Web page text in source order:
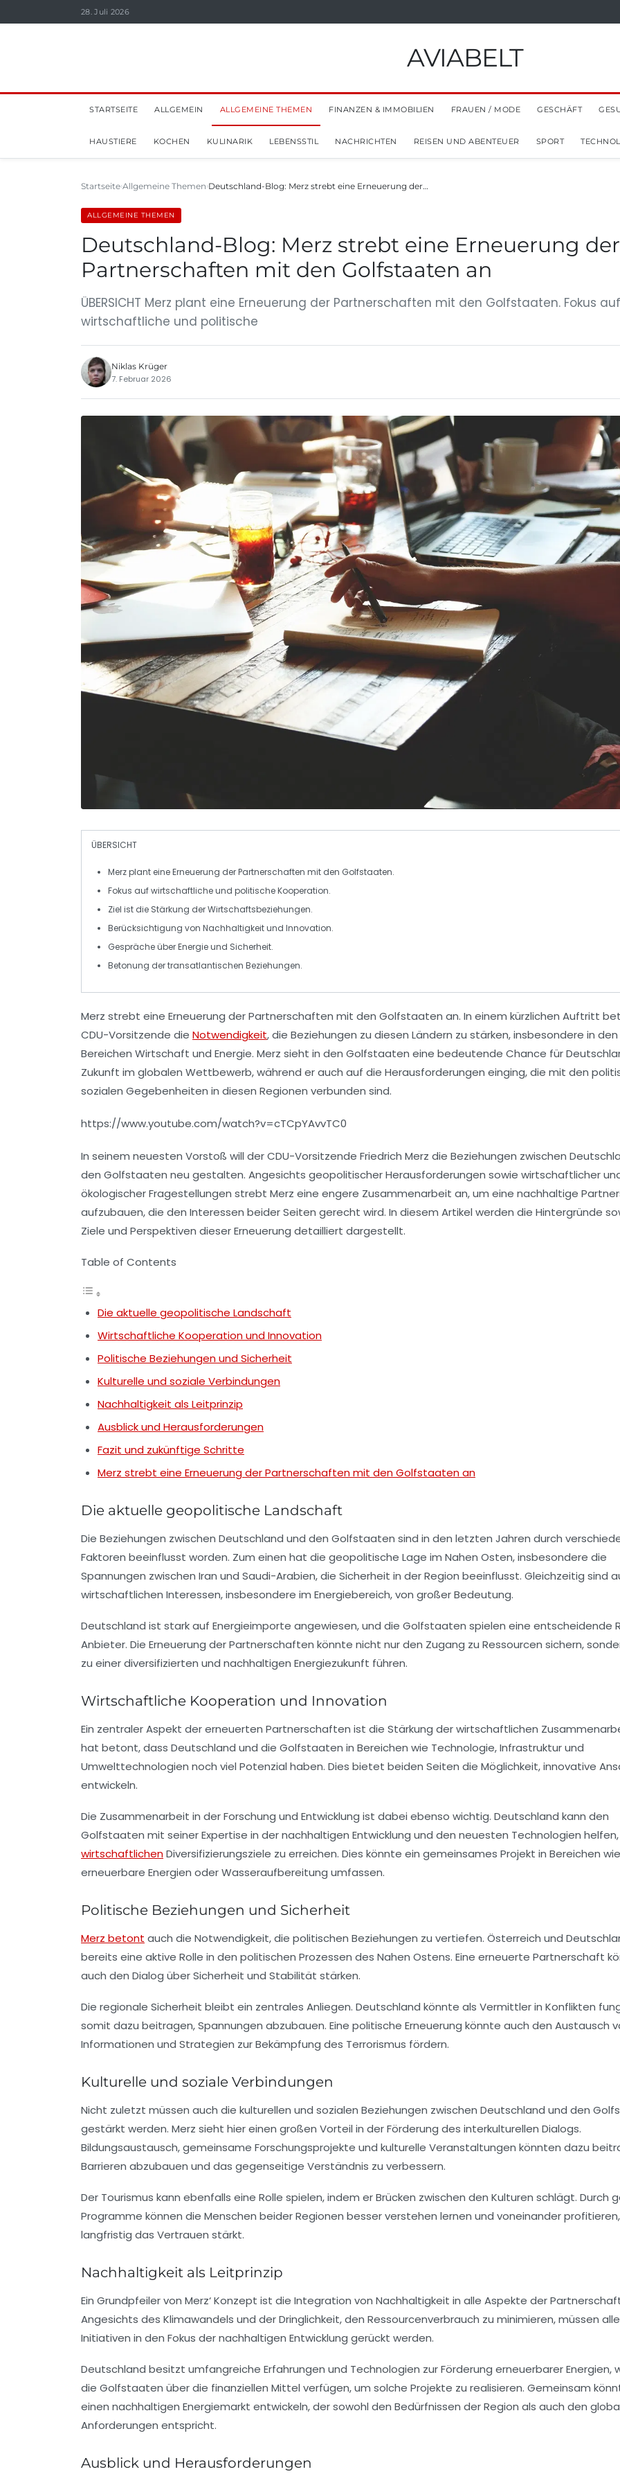
28. Juli 2026
AVIABELT
STARTSEITE ALLGEMEIN ALLGEMEINE THEMEN FINANZEN & IMMOBILIEN FRAUEN / MODE GESCHÄFT
HAUSTIERE KOCHEN KULINARIK LEBENSSTIL NACHRICHTEN REISEN UND ABENTEUER SPORT
Startseite Allgemeine Themen Deutschland-Blog: Merz strebt eine Erneuerung der…
ALLGEMEINE THEMEN
Deutschland-Blog: Merz strebt eine Erneuerung der
Partnerschaften mit den Golfstaaten an
ÜBERSICHT Merz plant eine Erneuerung der Partnerschaften mit den Golfstaaten. Fokus auf
wirtschaftliche und politische
Niklas Krüger
7. Februar 2026
ÜBERSICHT
Merzplant eineErneuerung derPartnerschaften mit den Golfstaaten.
Fokus auf wirtschaftliche und politischeKooperation.
Ziel ist die Stärkung derWirtschaftsbeziehungen.
Berücksichtigung von Nachhaltigkeitund Innovation.
Gespräche überEnergieund Sicherheit.
Betonung dertransatlantischen Beziehungen.
Merz strebt eine Erneuerung der Partnerschaften mit den Golfstaaten an. In einem kürzlichen Auftritt
CDU-Vorsitzende die Notwendigkeit, die Beziehungen zu diesen Ländern zu stärken, insbesondere in den
Bereichen Wirtschaft und Energie. Merz sieht in den Golfstaaten eine bedeutende Chance für
Zukunft im globalen Wettbewerb, während er auch auf die Herausforderungen einging, die mit den
sozialen Gegebenheiten in diesen Regionen verbunden sind.
https://www.youtube.com/watch?v=cTCpYAvvTC0
In seinem neuesten Vorstoß will der CDU-Vorsitzende Friedrich Merz die Beziehungen zwischen
den Golfstaaten neu gestalten. Angesichts geopolitischer Herausforderungen sowie wirtschaftlicher
ökologischer Fragestellungen strebt Merz eine engere Zusammenarbeit an, um eine nachhaltige
aufzubauen, die den Interessen beider Seiten gerecht wird. In diesem Artikel werden die Hintergründe
Ziele und Perspektiven dieser Erneuerung detailliert dargestellt.
Table of Contents
Die aktuelle geopolitische Landschaft
Wirtschaftliche Kooperation und Innovation
Politische Beziehungen und Sicherheit
Kulturelle und soziale Verbindungen
Nachhaltigkeit als Leitprinzip
Ausblick und Herausforderungen
Fazit und zukünftige Schritte
Merz strebt eine Erneuerung der Partnerschaften mit den Golfstaaten an
Die aktuelle geopolitische Landschaft
Die Beziehungen zwischen Deutschland und den Golfstaaten sind in den letzten Jahren durch
Faktoren beeinflusst worden. Zum einen hat die geopolitische Lage im Nahen Osten, insbesondere die
Spannungen zwischen Iran und Saudi-Arabien, die Sicherheit in der Region beeinflusst. Gleichzeitig sind
wirtschaftlichen Interessen, insbesondere im Energiebereich, von großer Bedeutung.
Deutschland ist stark auf Energieimporte angewiesen, und die Golfstaaten spielen eine entscheidende
Anbieter. Die Erneuerung der Partnerschaften könnte nicht nur den Zugang zu Ressourcen sichern,
zu einer diversifizierten und nachhaltigen Energiezukunft führen.
Wirtschaftliche Kooperation und Innovation
Ein zentraler Aspekt der erneuerten Partnerschaften ist die Stärkung der wirtschaftlichen
hat betont, dass Deutschland und die Golfstaaten in Bereichen wie Technologie, Infrastruktur und
Umwelttechnologien noch viel Potenzial haben. Dies bietet beiden Seiten die Möglichkeit, innovative
entwickeln.
Die Zusammenarbeit in der Forschung und Entwicklung ist dabei ebenso wichtig. Deutschland kann den
Golfstaaten mit seiner Expertise in der nachhaltigen Entwicklung und den neuesten Technologien
wirtschaftlichenDiversifizierungsziele zu erreichen. Dies könnte ein gemeinsames Projekt in Bereichen wie
erneuerbare Energien oder Wasseraufbereitung umfassen.
Politische Beziehungen und Sicherheit
Merz betont auch die Notwendigkeit, die politischen Beziehungen zu vertiefen. Österreich und
bereits eine aktive Rolle in den politischen Prozessen des Nahen Ostens. Eine erneuerte Partnerschaft
auch den Dialog über Sicherheit und Stabilität stärken.
Die regionale Sicherheit bleibt ein zentrales Anliegen. Deutschland könnte als Vermittler in Konflikten
somit dazu beitragen, Spannungen abzubauen. Eine politische Erneuerung könnte auch den Austausch
Informationen und Strategien zur Bekämpfung des Terrorismus fördern.
Kulturelle und soziale Verbindungen
Nicht zuletzt müssen auch die kulturellen und sozialen Beziehungen zwischen Deutschland und den
gestärkt werden. Merz sieht hier einen großen Vorteil in der Förderung des interkulturellen Dialogs.
Bildungsaustausch, gemeinsame Forschungsprojekte und kulturelle Veranstaltungen könnten dazu
Barrieren abzubauen und das gegenseitige Verständnis zu verbessern.
Der Tourismus kann ebenfalls eine Rolle spielen, indem er Brücken zwischen den Kulturen schlägt. Durch
Programme können die Menschen beider Regionen besser verstehen lernen und voneinander
langfristig das Vertrauen stärkt.
Nachhaltigkeit als Leitprinzip
Ein Grundpfeiler von Merz‘ Konzept ist die Integration von Nachhaltigkeit in alle Aspekte der
Angesichts des Klimawandels und der Dringlichkeit, den Ressourcenverbrauch zu minimieren, müssen alle
Initiativen in den Fokus der nachhaltigen Entwicklung gerückt werden.
Deutschland besitzt umfangreiche Erfahrungen und Technologien zur Förderung erneuerbarer Energien,
die Golfstaaten über die finanziellen Mittel verfügen, um solche Projekte zu realisieren. Gemeinsam
einen nachhaltigen Energiemarkt entwickeln, der sowohl den Bedürfnissen der Region als auch den
Anforderungen entspricht.
Ausblick und Herausforderungen